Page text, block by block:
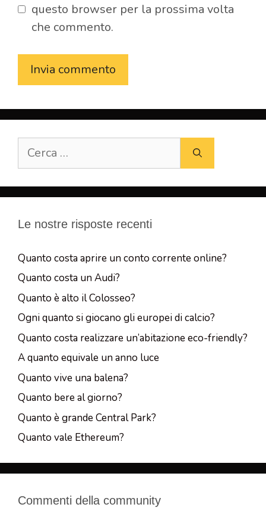
questo browser per la prossima volta
che commento.
per:
Le nostre risposte recenti
Quanto costa aprire un conto corrente online?
Quanto costa un Audi?
Quanto è alto il Colosseo?
Ogni quanto si giocano gli europei di calcio?
Quanto costa realizzare un’abitazione eco-friendly?
A quanto equivale un anno luce
Quanto vive una balena?
Quanto bere al giorno?
Quanto è grande Central Park?
Quanto vale Ethereum?
Commenti della community